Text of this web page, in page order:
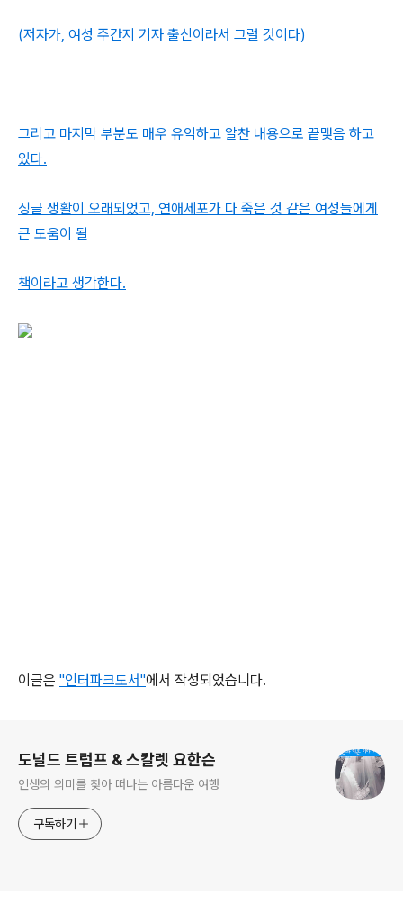
(저자가, 여성 주간지 기자 출신이라서 그럴 것이다)
그리고 마지막 부분도 매우 유익하고 알찬 내용으로 끝맺음 하고
있다.
싱글 생활이 오래되었고, 연애세포가 다 죽은 것 같은 여성들에게
큰 도움이 될
책이라고 생각한다.
이글은 "인터파크도서"에서 작성되었습니다.
도널드 트럼프 & 스칼렛 요한슨
인생의 의미를 찾아 떠나는 아름다운 여행
구독하기